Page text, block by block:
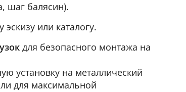
шаг балясин).
или каталогу.
для безопасного монтажа на
установку на металлический
для максимальной